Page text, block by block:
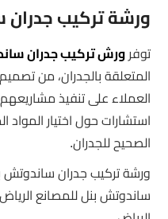
ورشة تركيب جدران
توفرورش تركيب جدران
المتعلقة بالجدران، من
العملاء على تنفيذ
استشارات حول اختيار المواد
الصحيح للجدران.
ورشة تركيب جدران ساندوتش
ساندوتش بنل للمصانع